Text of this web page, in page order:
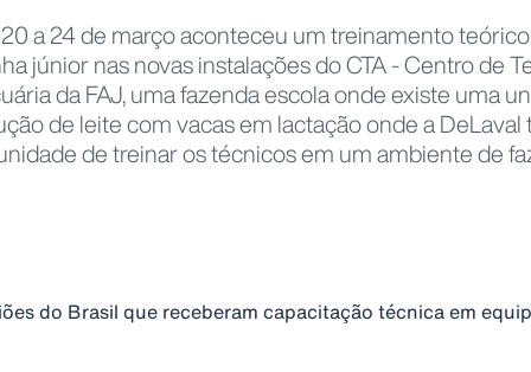
a 24 de março aconteceu um treinamento
júnior nas novas instalações do CTA - Centro de
da FAJ, uma fazenda escola onde existe uma
de leite com vacas em lactação onde a DeLaval
de treinar os técnicos em um ambiente de
do Brasil que receberam capacitação técnica em